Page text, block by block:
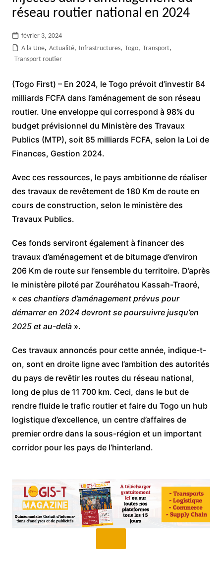
réseau routier national en 2024
février 3, 2024
A la Une, Actualité, Infrastructures, Togo, Transport,
Transport routier
(Togo First) – En 2024, le Togo prévoit d’investir 84
milliards FCFA dans l’aménagement de son réseau
routier. Une enveloppe qui correspond à 98% du
budget prévisionnel du Ministère des Travaux
Publics (MTP), soit 85 milliards FCFA, selon la Loi de
Finances, Gestion 2024.
Avec ces ressources, le pays ambitionne de réaliser
des travaux de revêtement de 180 Km de route en
cours de construction, selon le ministère des
Travaux Publics.
Ces fonds serviront également à financer des
travaux d’aménagement et de bitumage d’environ
206 Km de route sur l’ensemble du territoire. D’après
le ministère piloté par Zouréhatou Kassah-Traoré,
« ces chantiers d’aménagement prévus pour
démarrer en 2024 devront se poursuivre jusqu’en
2025 et au-delà».
Ces travaux annoncés pour cette année, indique-t-
on, sont en droite ligne avec l’ambition des autorités
du pays de revêtir les routes du réseau national,
long de plus de 11 700 km. Ceci, dans le but de
rendre fluide le trafic routier et faire du Togo un hub
logistique d’excellence, un centre d’affaires de
premier ordre dans la sous-région et un important
corridor pour les pays de l’hinterland.